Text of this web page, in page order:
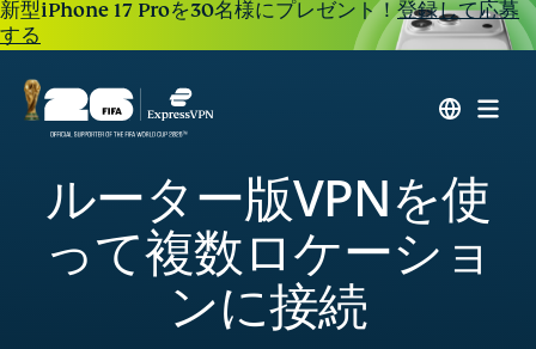
新型iPhone 17 Proを30名様にプレゼント！登録して応募
する
ルーター版VPNを使
って複数ロケーショ
ンに接続